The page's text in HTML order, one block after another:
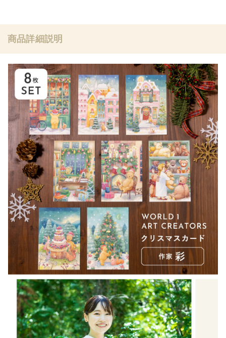
商品詳細説明